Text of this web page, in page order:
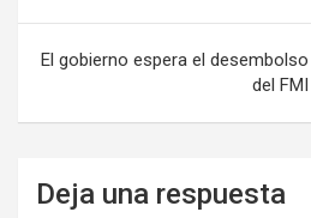
entradas
El gobierno espera el
del
Deja una respuesta